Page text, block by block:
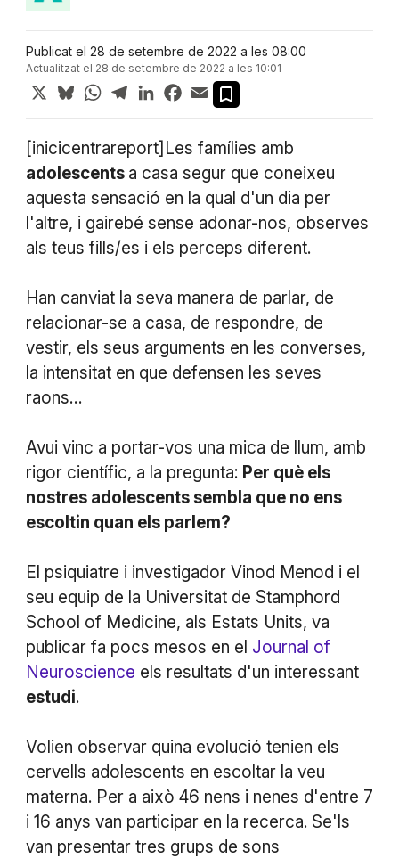
Publicat el 28 de setembre de 2022 a les 08:00
Actualitzat el 28 de setembre de 2022 a les 10:01
X BlueskyWhatsApp
TelegramLinkedInFacebook
Email
[inicicentrareport]Les famílies amb
adolescents a casa segur que coneixeu
aquesta sensació en la qual d'un dia per
l'altre, i gairebé sense adonar-nos, observes
als teus fills/es i els perceps diferent.
Han canviat la seva manera de parlar, de
relacionar-se a casa, de respondre, de
vestir, els seus arguments en les converses,
la intensitat en que defensen les seves
raons…
Avui vinc a portar-vos una mica de llum, amb
rigor científic, a la pregunta: Per què els
nostres adolescents sembla que no ens
escoltin quan els parlem?
El psiquiatre i investigador Vinod Menod i el
seu equip de la Universitat de Stamphord
School of Medicine, als Estats Units, va
publicar fa pocs mesos en el Journal of
Neuroscience els resultats d'un interessant
estudi.
Volien observar quina evolució tenien els
cervells adolescents en escoltar la veu
materna. Per a això 46 nens i nenes d'entre 7
i 16 anys van participar en la recerca. Se'ls
van presentar tres grups de sons